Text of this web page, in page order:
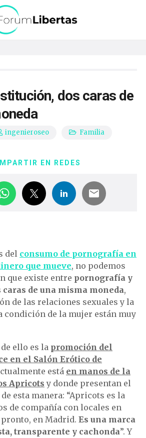
dos caras de
ingenieroseo Familia
EN REDES
del consumo de pornografía en
que mueve, no podemos
que existe entre pornografía y
de una misma moneda,
de las relaciones sexuales y la
condición de la mujer están muy
ello es la promoción del
en el Salón Erótico de
está en manos de la
Apricots y donde presentan el
esta manera: “Apricots es la
de compañía con locales en
en Madrid. Es una marca
transparente y cachonda”. Y